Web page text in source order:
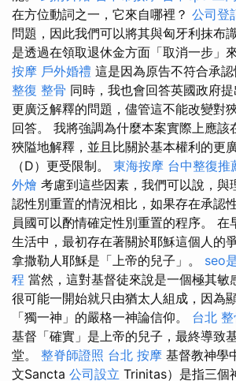
在方位動詞之一，它來自哪裡？ 公司登
問題，因此我們可以將其與匈牙利抹布
是透過在領取退休金方面「取消一步」
按摩 戶外婚禮 這是因為原告不符合承認
整復 整骨 同時，我也會回答英國政府
更廣泛解釋的問題，儘管這不能改變對
回答。 我將強調為什麼本案實際上應該
狹隘地解釋，並且比關於基本權利的更
（D）更受限制。 東海按摩 台中整復推
外燴 考慮到這些因素，我們可以說，與
認性別重置的情況相比，如果存在承認
員國可以酌情確定性別重置的程序。 在
生活中，最初存在著關於耶穌這個人的
拿撒勒人耶穌是「上帝的兒子」。 seo
程 當然，這對基督徒來說是一個極其敏
很可能一開始就只由猶太人組成，因為
「獨一神」的嚴格一神論信仰。 台北 整
基督「確實」是上帝的兒子，最終導致
堂。 整脊師證照 台北 按摩 基督教神學
文Sancta 公司設立 Trinitas）是指三個